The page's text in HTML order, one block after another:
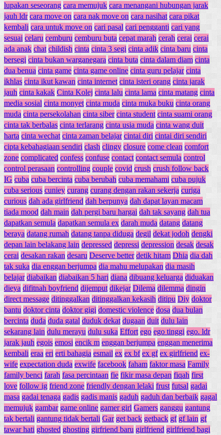
lupakan seseorang cara memujuk cara menangani hubungan jarak
jauh ldr cara move on cara nak move on cara nasihat cara pikat
kembali cara untuk move on cari pasal cari pengganti cari yang
sesuai celaru cemburu cemburu buta cepat marah cerah cerai cerai
ada anak chat childish cinta cinta 3 segi cinta adik cinta baru cinta
bersegi cinta bukan warganegara cinta buta cinta dalam diam cinta
dua benua cinta game cinta game online cinta guru pelajar cinta
ikhlas cinta ikut kawan cinta internet cinta isteri orang cinta jarak
jauh cinta kakak Cinta Kolej cinta lalu cinta lama cinta matang cinta
media sosial cinta monyet cinta muda cinta muka buku cinta orang
muda cinta persekolahan cinta siber cinta student cinta suami orang
cinta tak berbalas cinta terlarang cinta usia muda cinta wang duit
harta cinta wechat cinta zaman belajar cintai diri cintai diri sendiri
cipta kebahagiaan sendiri clash clingy closure come clean comfort
zone complicated confess confuse contact contact semula control
control perasaan controlling couple covid crush crush follow back
IG cuba cuba bercinta cuba berubah cuba memahami cuba pujuk
cuba serious cuniey curang curang dengan rakan sekerja curiga
curious dah ada girlfriend dah berpunya dah dapat layan macam
tiada mood dah main dah pergi baru hargai dah tak sayang dah tua
dapatkan semula dapatkan semula ex darah muda datang datang
beraya datang rumah datang tanpa diduga degil dekat jodoh dengki
depan lain belakang lain depressed depressi depression desak desak
cerai desakan rakan desaru Deserve better detik hitam Dhia dia dah
tak suka dia enggan berjumpa dia mahu melupakan dia masih
belajar diabaikan diabaikan 5 hari diana dibuang keluarga diduakan
dieya difitnah boyfriend dijemput dikejar Dilema dilemma dingin
direct message ditinggalkan ditinggalkan kekasih ditipu Diy doktor
bantu doktor cinta doktor gigi domestic violence dosa dua bulan
bercinta duda duda gatal duduk dekat dugaan duit dulu lain
sekarang lain dulu merayu dulu suka Effort ego ego tinggi ego. ldr
jarak jauh egois emosi encik m enggan berjumpa enggan menerima
kembali eraa eri erti bahagia esmail ex ex bf ex gf ex girlfriend ex-
wife expectation duda exwife facebook faham faktor masa Family
family benci farah fasa percintaan fie fikir masa depan fiqah first
love follow ig friend zone friendly dengan lelaki frust futsal gadai
masa gadai tenaga gadis gadis manis gaduh gaduh dan berbaik gagal
memujuk gambar game online gamer girl Gamers ganggu gantung
tak bertali gantung tidak bertali Gar get back getback gf gf lain gf
tawar hati ghosted ghosting girfriend baru girlfriend girlfriend bagi